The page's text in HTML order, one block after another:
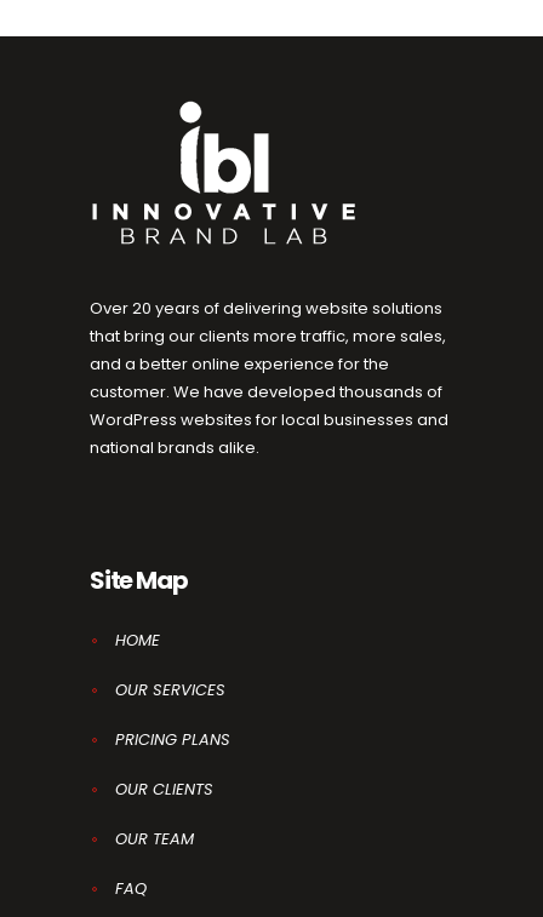
Over 20 years of delivering website solutions
that bring our clients more traffic, more sales,
and a better online experience for the
customer. We have developed thousands of
WordPress websites for local businesses and
national brands alike.
Site Map
HOME
OUR SERVICES
PRICING PLANS
OUR CLIENTS
OUR TEAM
FAQ